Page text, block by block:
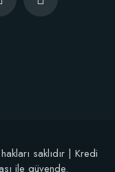
saklıdır | Kredi
ile güvende.